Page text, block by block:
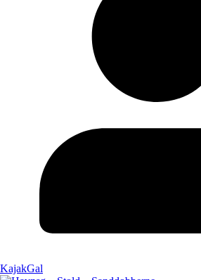
KajakGal